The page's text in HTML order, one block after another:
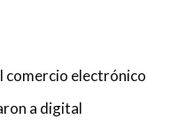
comercio electrónico
a digital